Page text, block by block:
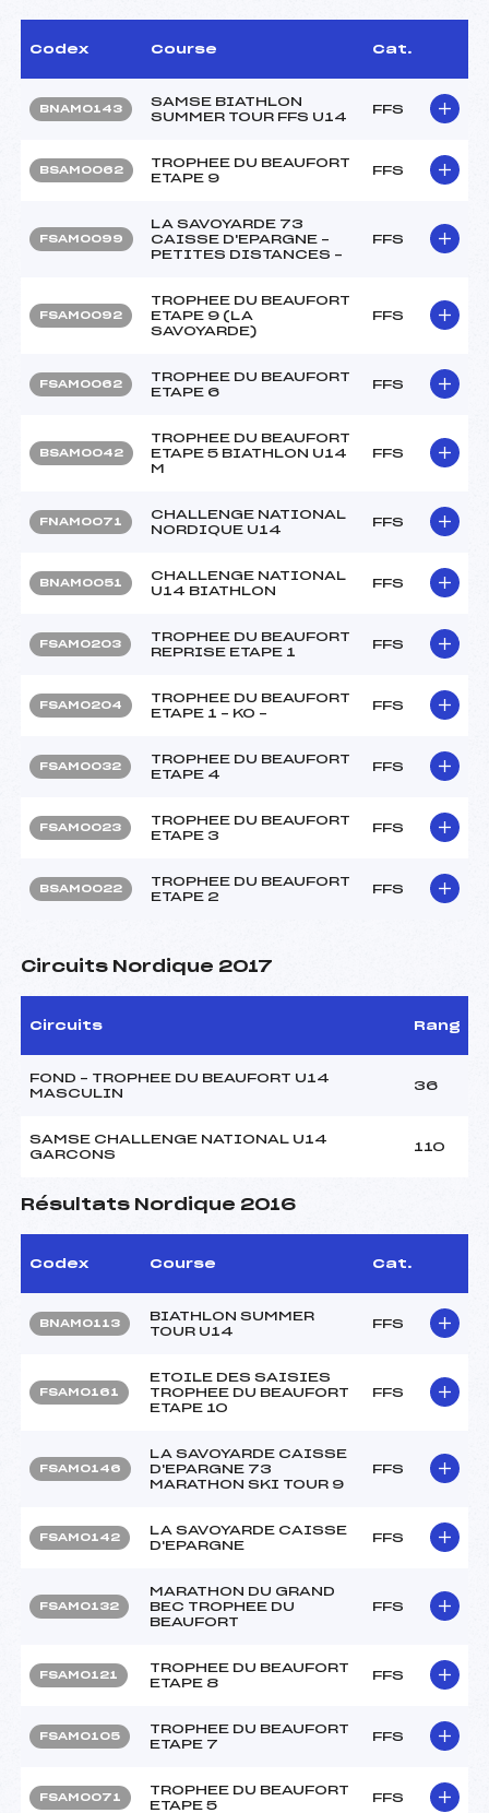
Codex Course Cat.
BNAM0143
SAMSE BIATHLON
SUMMER TOUR FFS U14
FFS
BSAM0062
TROPHEE DU BEAUFORT
ETAPE 9
FFS
FSAM0099
LA SAVOYARDE 73
CAISSE D'EPARGNE –
PETITES DISTANCES –
FFS
FSAM0092
TROPHEE DU BEAUFORT
ETAPE 9 (LA
SAVOYARDE)
FFS
FSAM0062
TROPHEE DU BEAUFORT
ETAPE 6
FFS
BSAM0042
TROPHEE DU BEAUFORT
ETAPE 5 BIATHLON U14
M
FFS
FNAM0071
CHALLENGE NATIONAL
NORDIQUE U14
FFS
BNAM0051
CHALLENGE NATIONAL
U14 BIATHLON
FFS
FSAM0203
TROPHEE DU BEAUFORT
REPRISE ETAPE 1
FFS
FSAM0204
TROPHEE DU BEAUFORT
ETAPE 1 – KO –
FFS
FSAM0032
TROPHEE DU BEAUFORT
ETAPE 4
FFS
FSAM0023
TROPHEE DU BEAUFORT
ETAPE 3
FFS
BSAM0022
TROPHEE DU BEAUFORT
ETAPE 2
FFS
Circuits Nordique 2017
Circuits Rang
FOND – TROPHEE DU BEAUFORT U14
MASCULIN
36
SAMSE CHALLENGE NATIONAL U14
GARCONS
110
Résultats Nordique 2016
Codex Course Cat.
BNAM0113
BIATHLON SUMMER
TOUR U14
FFS
FSAM0161
ETOILE DES SAISIES
TROPHEE DU BEAUFORT
ETAPE 10
FFS
FSAM0146
LA SAVOYARDE CAISSE
D'EPARGNE 73
MARATHON SKI TOUR 9
FFS
FSAM0142
LA SAVOYARDE CAISSE
D'EPARGNE
FFS
FSAM0132
MARATHON DU GRAND
BEC TROPHEE DU
BEAUFORT
FFS
FSAM0121
TROPHEE DU BEAUFORT
ETAPE 8
FFS
FSAM0105
TROPHEE DU BEAUFORT
ETAPE 7
FFS
FSAM0071
TROPHEE DU BEAUFORT
ETAPE 5
FFS